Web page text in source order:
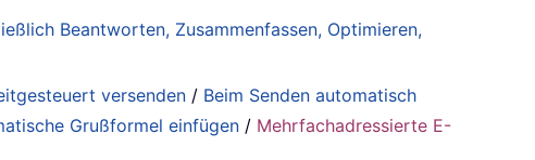
Beantworten, Zusammenfassen, Optimieren,
versenden / Beim Senden automatisch
Grußformel einfügen / Mehrfachadressierte E-